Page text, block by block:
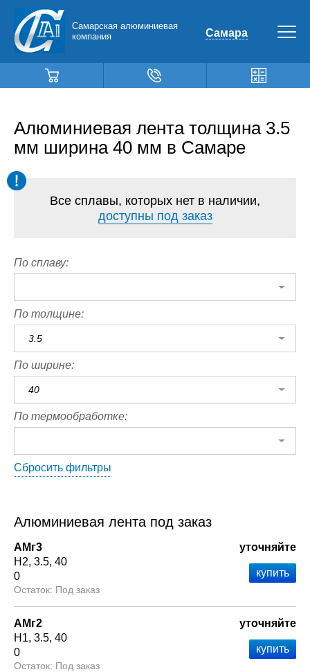
Самарская алюминиевая
компания
Самара
Алюминиевая лента толщина 3.5
мм ширина 40 мм в Самаре
Все сплавы, которых нет в наличии,
доступны под заказ
По сплаву:
По толщине:
3.5
По ширине:
40
По термообработке:
Сбросить фильтры
Алюминиевая лента под заказ
АМг3
Н2 3.5 40
0
Под заказ
уточняйте
АМг2
Н1 3.5 40
0
Под заказ
уточняйте